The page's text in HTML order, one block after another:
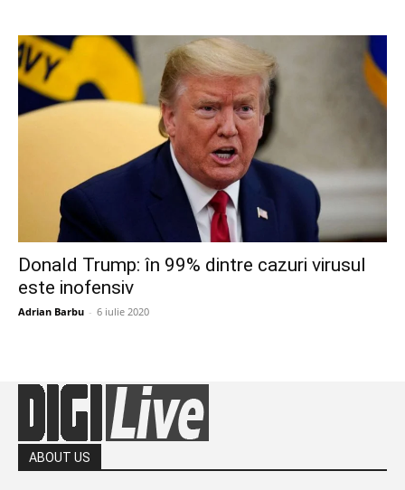
Donald Trump: în 99% dintre cazuri virusul
este inofensiv
Adrian Barbu - 6 iulie 2020
ABOUT US